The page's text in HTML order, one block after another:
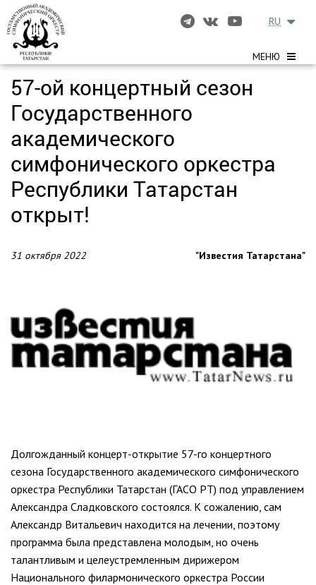
МЕНЮ
RU
57-ой концертный сезон
Государственного
академического
симфонического оркестра
Республики Татарстан
открыт!
31 октября 2022 "Известия Татарстана"
Долгожданный концерт-открытие 57-го концертного
сезона Государственного академического симфонического
оркестра Республики Татарстан (ГАСО РТ) под управлением
Александра Сладковского состоялся. К сожалению, сам
Александр Витальевич находится на лечении, поэтому
программа была представлена молодым, но очень
талантливым и целеустремленным дирижером
Национального филармонического оркестра России